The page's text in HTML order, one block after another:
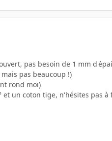
pas besoin de 1 mm
pas beaucoup !)
rond moi)
et un coton tige, n'hésites pas